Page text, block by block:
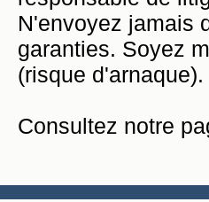
N'envoyez jamais
garanties. Soyez
(risque d'arnaque).
Consultez notre